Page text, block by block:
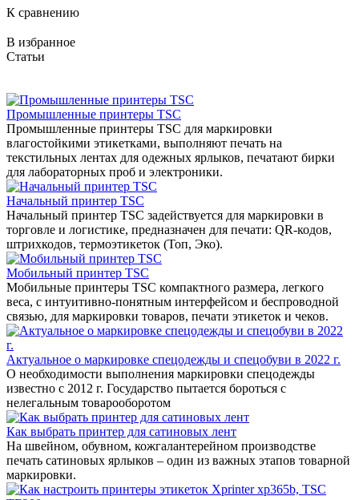
К сравнению
В избранное
Статьи
Промышленные принтеры TSC
Промышленные принтеры TSC для маркировки
влагостойкими этикетками, выполняют печать на
текстильных лентах для одежных ярлыков, печатают бирки
для лабораторных проб и электроники.
Начальный принтер TSC
Начальный принтер TSC задействуется для маркировки в
торговле и логистике, предназначен для печати: QR-кодов,
штрихкодов, термоэтикеток (Топ, Эко).
Мобильный принтер TSC
Мобильные принтеры TSC компактного размера, легкого
веса, с интуитивно-понятным интерфейсом и беспроводной
связью, для маркировки товаров, печати этикеток и чеков.
Актуальное о маркировке спецодежды и спецобуви в 2022 г.
О необходимости выполнения маркировки спецодежды
известно с 2012 г. Государство пытается бороться с
нелегальным товарооборотом
Как выбрать принтер для сатиновых лент
На швейном, обувном, кожгалантерейном производстве
печать сатиновых ярлыков – один из важных этапов товарной
маркировки.